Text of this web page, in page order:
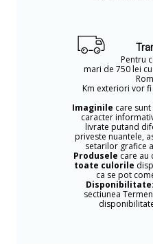
Pentru
mari de 750 lei
Km exteriori vor
Imaginile care
caracter
livrate putand
priveste nuantele,
setarilor grafice
Produsele care au
toate culorile
ca se pot
Disponibilitate:
sectiunea